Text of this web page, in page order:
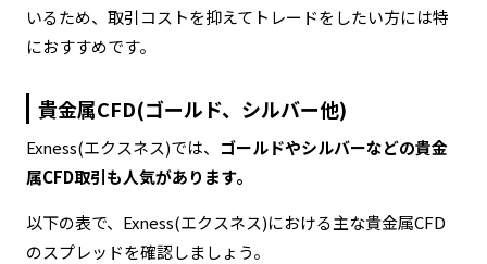
いるため、取引コストを抑えてトレードをしたい方には特
におすすめです。
貴金属CFD(ゴールド、シルバー他)
Exness(エクスネス)では、 ゴールドやシルバーなどの貴金
属CFD取引も人気があります。
以下の表で、Exness(エクスネス)における主な貴金属CFD
のスプレッドを確認しましょう。